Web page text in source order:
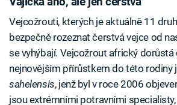
Vejcožrouti, kterých je aktuálně 11
bezpečně rozeznat čerstvá vejce od
se vyhýbají. Vejcožrout africký dorůstá
nejnovějším přírůstkem do této rodiny
sahelensis, jenž byl v roce 2006
jsou extrémními potravními